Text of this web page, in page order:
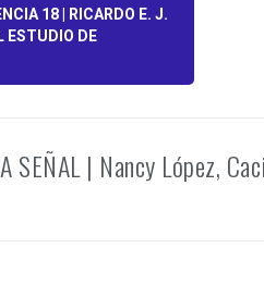
18 | RICARDO E. J.
ESTUDIO DE
SEÑAL | Nancy López,